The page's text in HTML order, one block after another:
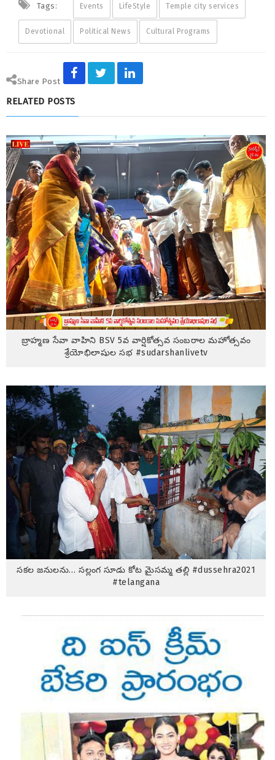
Tags: Events LifeStyle Temple city services
Devotional Political News Cultural Programs
Share Post
RELATED POSTS
బ్రాహ్మణ సేవా వాహిని BSV 5వ వార్షికోత్సవ సంబరాల మహోత్సవం
శ్రేయోభిలాషుల సభ #sudarshanlivetv
సకల జనులను… సల్లంగ సూడు కోట మైసమ్మ తల్లి #dussehra2021
#telangana